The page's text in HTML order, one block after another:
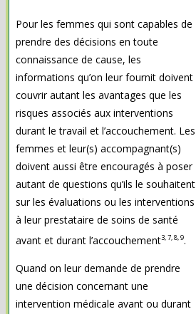
Pour les femmes qui sont capables de
prendre des décisions en toute
connaissance de cause, les
informations qu’on leur fournit doivent
couvrir autant les avantages que les
risques associés aux interventions
durant le travail et l’accouchement. Les
femmes et leur(s) accompagnant(s)
doivent aussi être encouragés à poser
autant de questions qu’ils le souhaitent
sur les évaluations ou les interventions
à leur prestataire de soins de santé
avant et durant l’accouchement3, 7, 8, 9.
Quand on leur demande de prendre
une décision concernant une
intervention médicale avant ou durant